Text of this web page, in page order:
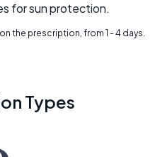
for sun protection.
the prescription, from 1 - 4 days.
Types